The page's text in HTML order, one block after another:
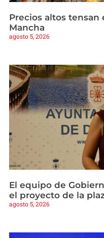
Precios altos tensan
Mancha
agosto 5, 2026
El equipo de
el proyecto de la
agosto 5, 2026